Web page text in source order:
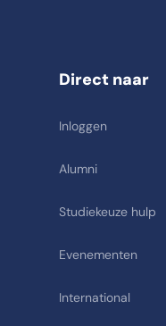
Direct naar
Inloggen
Alumni
Studiekeuze hulp
Evenementen
International